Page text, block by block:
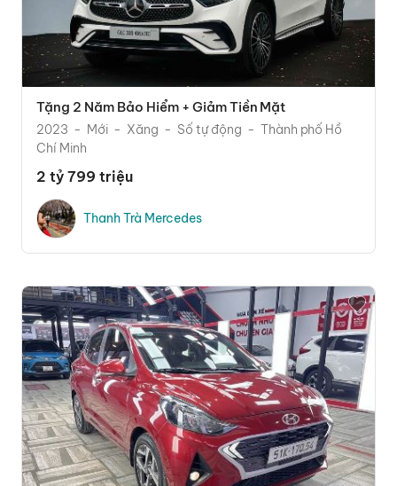
Tặng 2 Năm Bảo Hiểm + Giảm Tiền Mặt
2023 Mới Xăng Số tự động
Thành phố Hồ
Chí Minh
2 tỷ 799 triệu
Thanh Trà Mercedes